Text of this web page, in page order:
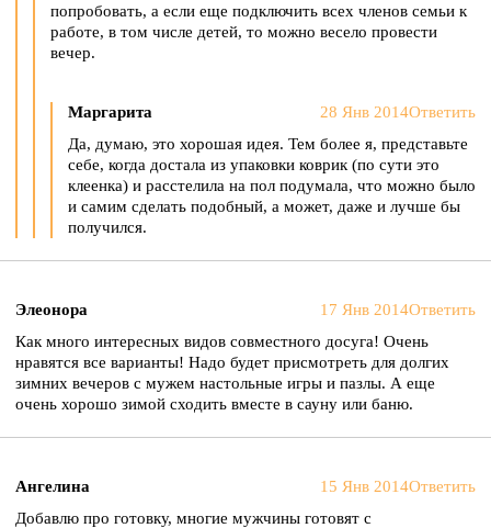
попробовать, а если еще подключить всех членов семьи к
работе, в том числе детей, то можно весело провести
вечер.
Маргарита 28 Янв 2014Ответить
Да, думаю, это хорошая идея. Тем более я, представьте
себе, когда достала из упаковки коврик (по сути это
клеенка) и расстелила на пол подумала, что можно было
и самим сделать подобный, а может, даже и лучше бы
получился.
Элеонора 17 Янв 2014Ответить
Как много интересных видов совместного досуга! Очень
нравятся все варианты! Надо будет присмотреть для долгих
зимних вечеров с мужем настольные игры и пазлы. А еще
очень хорошо зимой сходить вместе в сауну или баню.
Ангелина 15 Янв 2014Ответить
Добавлю про готовку, многие мужчины готовят с